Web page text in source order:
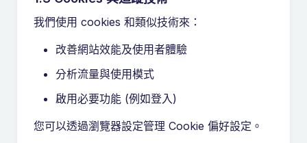
我們使用 cookies 和類似技術來：
改善網站效能及使用者體驗
分析流量與使用模式
啟用必要功能 (例如登入)
您可以透過瀏覽器設定管理 Cookie 偏好設定。